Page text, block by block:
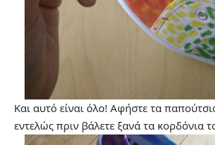
Και αυτό είναι όλο! Αφήστε τα
εντελώς πριν βάλετε ξανά τα κορδόνια